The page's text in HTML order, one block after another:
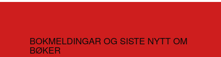
BOKMELDINGAR OG SISTE NYTT OM
BØKER